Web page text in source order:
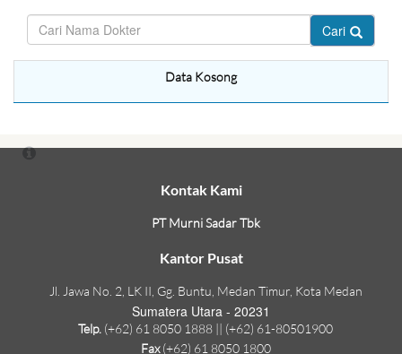
Cari
Data Kosong
Kontak Kami
PT Murni Sadar Tbk
Kantor Pusat
Jl. Jawa No. 2, LK II, Gg. Buntu, Medan Timur, Kota Medan
Sumatera Utara - 20231
Telp. (+62) 61 8050 1888 || (+62) 61-80501900
Fax(+62) 61 8050 1800